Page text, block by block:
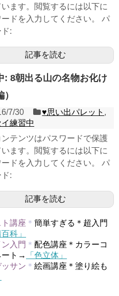
います。閲覧するには以下に
ドを入力してください。 パ
:
記事を読む
: 8朝出る山の名物お化け
）
7/30 ♥︎思い出パレット ,
練習中
ンテンツはパスワードで保護
います。閲覧するには以下に
ドを入力してください。 パ
:
記事を読む
講座 ＊ 簡単すぎる＊超入門
科」
入門 ＊ 配色講座＊カラーコ
ート→
「色立体」
サン ＊ 絵画講座＊塗り絵も